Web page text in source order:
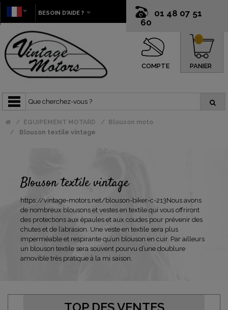
01 48 07 51
60
BESOIN D'AIDE ?
COMPTE PANIER
0
EQUIPEMENT MOTARD
Blouson moto
Blouson textile vintage
Blouson textile vintage
https://vintage-motors.net/blouson-biker-c-213Nous avons
de nombreux blousons et vestes en textile qui vous offriront
des protections aux épaules et aux coudes pour prévenir des
chutes et de l’abrasion. Une veste en textile sera plus
imperméable et respirante qu’un blouson en cuir. Par ailleurs
un blouson textile sera souvent pourvu d’une doublure
amovible très pratique à la mi saison.